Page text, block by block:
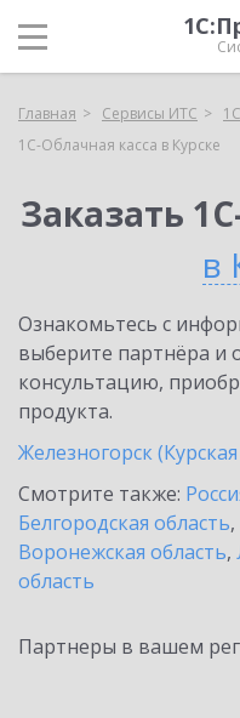
Главная Сервисы ИТС
1С-Облачная касса в Курске
Заказать
в
Ознакомьтесь с
выберите партнёра и
консультацию,
продукта.
Железногорск
Смотрите также:
Белгородская область,
Воронежская область,
область
Партнеры в вашем